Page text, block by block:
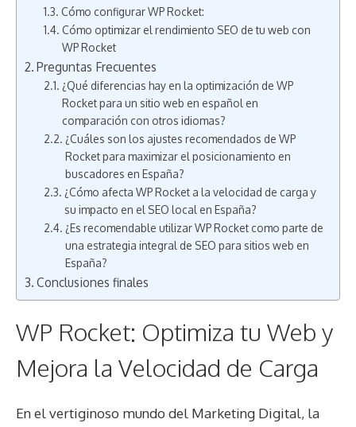
Cómo configurar WP Rocket:
Cómo optimizar el rendimiento SEO de tu web con
WP Rocket
Preguntas Frecuentes
¿Qué diferencias hay en la optimización de WP
Rocket para un sitio web en español en
comparación con otros idiomas?
¿Cuáles son los ajustes recomendados de WP
Rocket para maximizar el posicionamiento en
buscadores en España?
¿Cómo afecta WP Rocket a la velocidad de carga y
su impacto en el SEO local en España?
¿Es recomendable utilizar WP Rocket como parte de
una estrategia integral de SEO para sitios web en
España?
Conclusiones finales
WP Rocket: Optimiza tu Web y
Mejora la Velocidad de Carga
En el vertiginoso mundo del Marketing Digital, la